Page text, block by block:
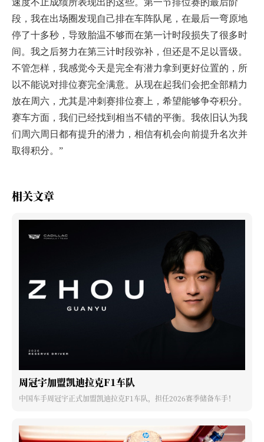
速度不止成绩所表现出的这些。第一节排位赛的最后阶
段，我在出场圈发现自己排在车阵队尾，在最后一弯原地
停了十多秒，导致胎温不够而在第一计时段损失了很多时
间。我之后努力在第三计时段弥补，但还是不足以晋级。
不管怎样，我感觉今天是完全有潜力拿到更好位置的，所
以不能说对排位赛完全满意。从现在起我们会把全部精力
放在周六，尤其是冲刺赛排位赛上，希望能够争夺积分。
赛车方面，我们已经找到相当不错的平衡。我依旧认为我
们周六周日都有提升的潜力，相信有机会向前提升名次并
取得积分。”
相关文章
周冠宇加盟凯迪拉克F1车队
中国车手周冠宇正式加盟凯迪拉克F1车队，担任2026赛季储备车手！